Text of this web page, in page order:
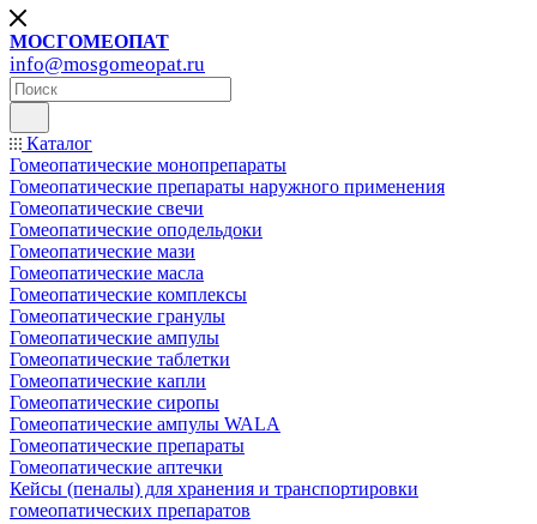
МОСГОМЕОПАТ
info@mosgomeopat.ru
Каталог
Гомеопатические монопрепараты
Гомеопатические препараты наружного применения
Гомеопатические свечи
Гомеопатические оподельдоки
Гомеопатические мази
Гомеопатические масла
Гомеопатические комплексы
Гомеопатические гранулы
Гомеопатические ампулы
Гомеопатические таблетки
Гомеопатические капли
Гомеопатические сиропы
Гомеопатические ампулы WALA
Гомеопатические препараты
Гомеопатические аптечки
Кейсы (пеналы) для хранения и транспортировки
гомеопатических препаратов